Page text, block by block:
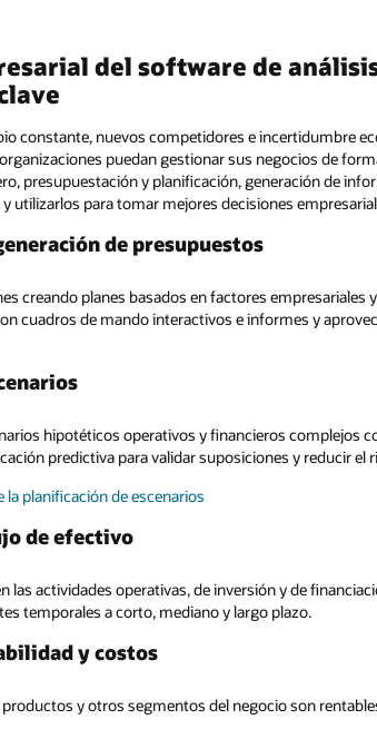
del software de
constante, nuevos competidores e incertidumbre
puedan gestionar sus negocios de
presupuestación y planificación, generación de
utilizarlos para tomar mejores decisiones
de presupuestos
creando planes basados en factores
cuadros de mando interactivos e informes y
hipotéticos operativos y financieros complejos
predictiva para validar suposiciones y reducir el
planificación de escenarios
de efectivo
las actividades operativas, de inversión y de
temporales a corto, mediano y largo plazo.
y costos
y otros segmentos del negocio son